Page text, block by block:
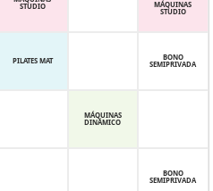
STUDIO
MÁQUINAS
STUDIO
PILATES MAT
BONO
SEMIPRIVADA
MÁQUINAS
DINÁMICO
BONO
SEMIPRIVADA